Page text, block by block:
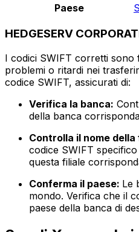
Paese
HEDGESERV
I codici SWIFT corretti sono
problemi o ritardi nei
codice SWIFT, assicurati di:
Verifica la banca:
della banca
Controlla il nome della
codice SWIFT
questa filiale
Conferma il paese: Le
mondo. Verifica che il
paese della banca di